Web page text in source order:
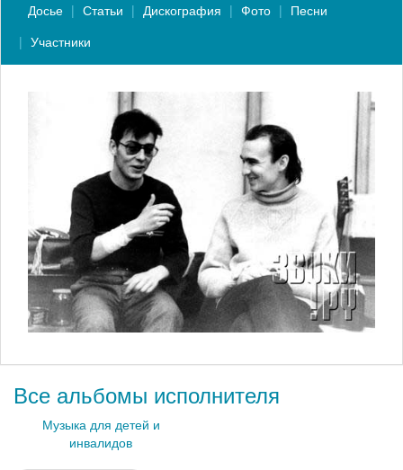
Досье Статьи Дискография Фото
Песни
Участники
Все альбомы исполнителя
Музыка для детей и
инвалидов